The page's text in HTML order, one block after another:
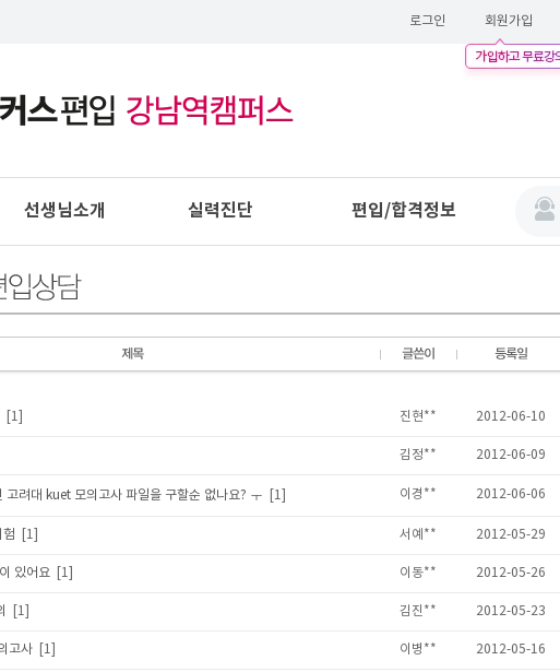
로그인 회원가입
선생님소개 실력진단 편입/합격정보